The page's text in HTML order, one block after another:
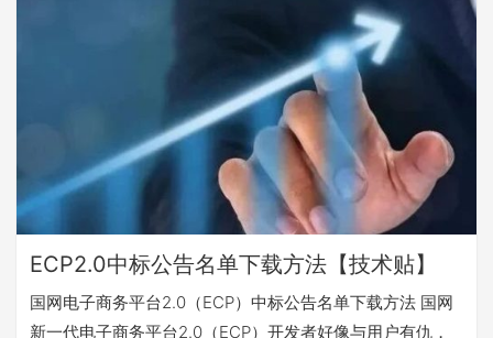
二、选择采购项目名称，点击按包查看，不要按投标人查
看。 三、在新弹出页面显示每页数据数量20这个位置，右
键点检查。 四、在右边的代码栏…
ECP2.0中标公告名单下载方法【技术贴】
国网电子商务平台2.0（ECP）中标公告名单下载方法 国网
新一代电子商务平台2.0（ECP）开发者好像与用户有仇，